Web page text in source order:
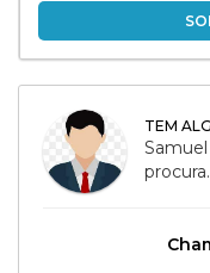
TEM
procura.